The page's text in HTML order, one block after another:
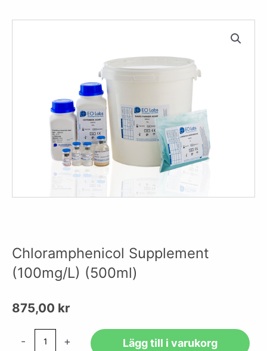
Chloramphenicol Supplement
(100mg/L) (500ml)
875,00 kr
- + Lägg till i varukorg